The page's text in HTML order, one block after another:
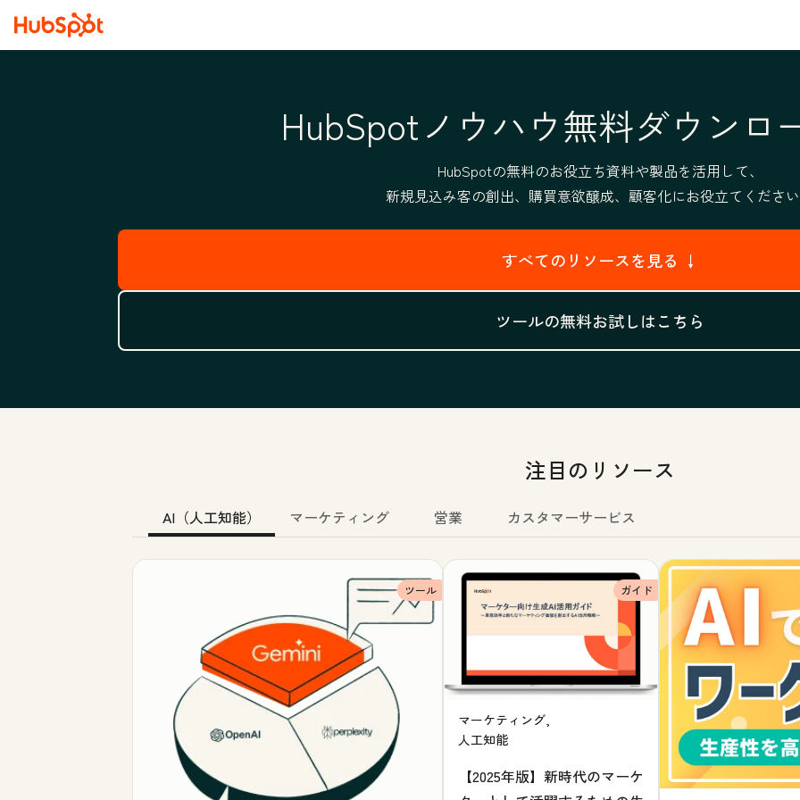
HubSpotノウハウ無料ダウンロ
HubSpotの無料のお役立ち資料や製品を活用して、
新規見込み客の創出、購買意欲醸成、顧客化にお役立てくださ
すべてのリソースを見る ↓
ツールの無料お試しはこちら
注目のリソース
AI（人工知能） マーケティング 営業 カスタマーサービス
ツール ガイド
マーケティング,
人工知能
【2025年版】新時代のマーケ